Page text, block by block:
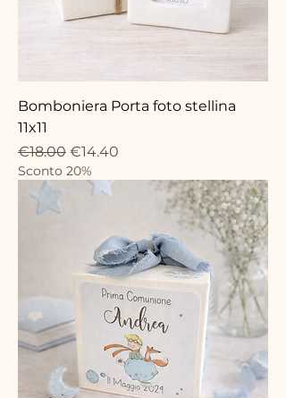
Bomboniera Porta foto stellina
11x11
Regular Price
€18.00 Sale Price
€14.40
Sconto 20%